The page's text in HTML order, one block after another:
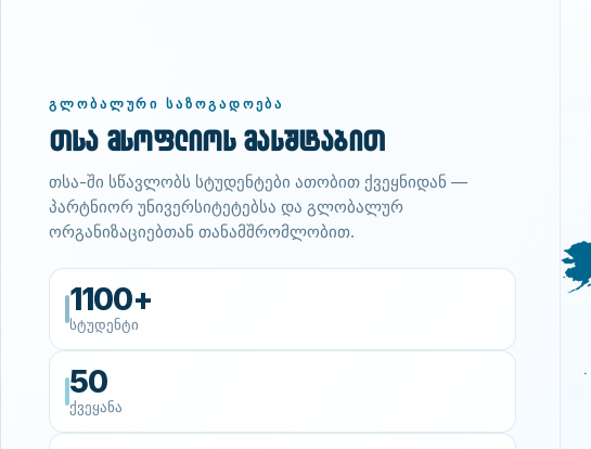
ᲒᲚᲝᲑᲐᲚᲣᲠᲘ ᲡᲐᲖᲝᲒᲐᲓᲝᲔᲑᲐ
თსა მსოფლიოს მასშტაბით
თსა-ში სწავლობს სტუდენტები ათობით ქვეყნიდან —
პარტნიორ უნივერსიტეტებსა და გლობალურ
ორგანიზაციებთან თანამშრომლობით.
1100+
სტუდენტი
50
ქვეყანა